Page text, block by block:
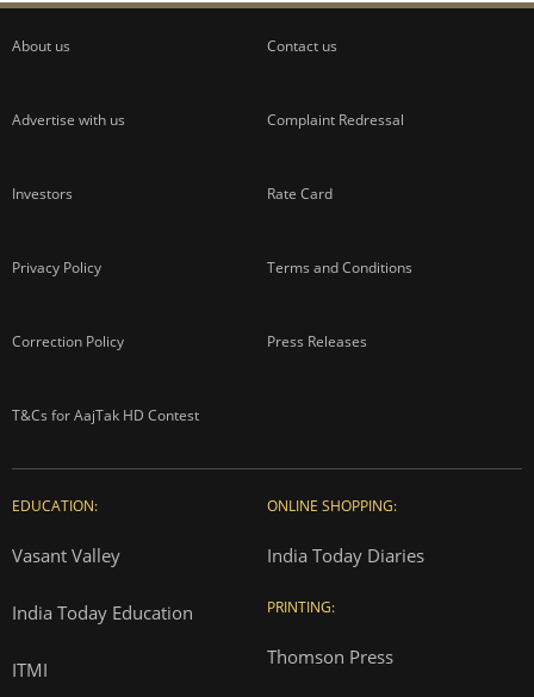
About us Contact us
Advertise with us Complaint Redressal
Investors Rate Card
Privacy Policy Terms and Conditions
Correction Policy Press Releases
T&Cs for AajTak HD Contest
EDUCATION:
Vasant Valley
India Today Education
ITMI
ONLINE SHOPPING:
India Today Diaries
PRINTING:
Thomson Press